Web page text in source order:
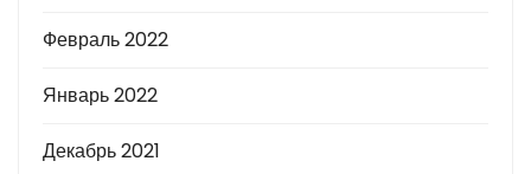
Февраль 2022
Январь 2022
Декабрь 2021